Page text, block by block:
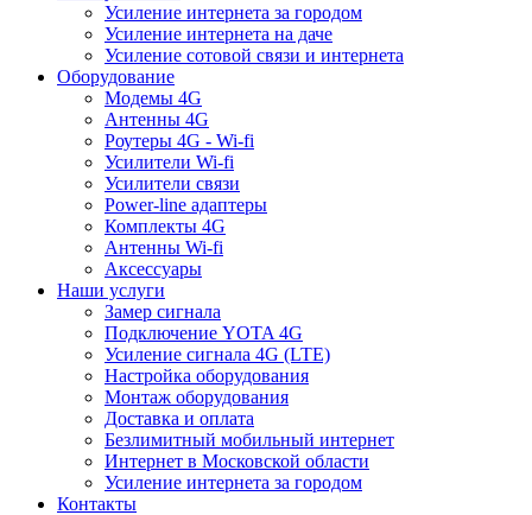
Усиление интернета за городом
Усиление интернета на даче
Усиление сотовой связи и интернета
Оборудование
Модемы 4G
Антенны 4G
Роутеры 4G - Wi-fi
Усилители Wi-fi
Усилители связи
Power-line адаптеры
Комплекты 4G
Антенны Wi-fi
Аксессуары
Наши услуги
Замер сигнала
Подключение YOTA 4G
Усиление сигнала 4G (LTE)
Настройка оборудования
Монтаж оборудования
Доставка и оплата
Безлимитный мобильный интернет
Интернет в Московской области
Усиление интернета за городом
Контакты